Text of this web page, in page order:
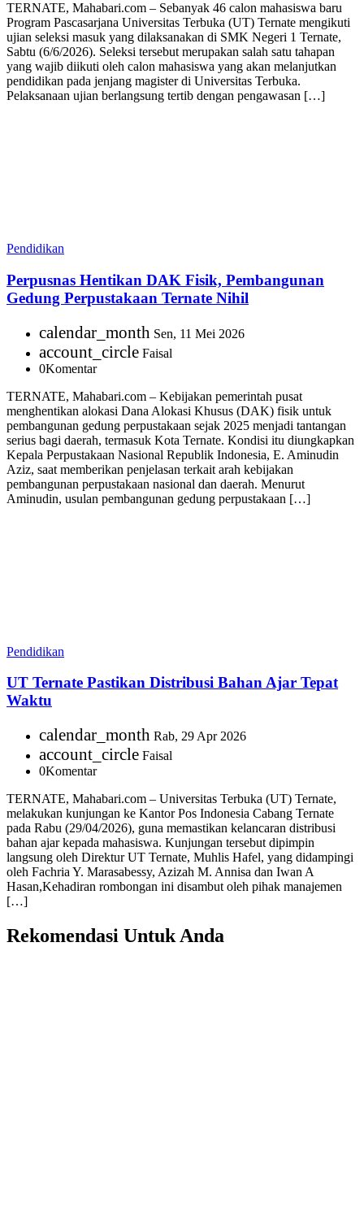
TERNATE, Mahabari.com – Sebanyak 46 calon mahasiswa baru
Program Pascasarjana Universitas Terbuka (UT) Ternate mengikuti
ujian seleksi masuk yang dilaksanakan di SMK Negeri 1 Ternate,
Sabtu (6/6/2026). Seleksi tersebut merupakan salah satu tahapan
yang wajib diikuti oleh calon mahasiswa yang akan melanjutkan
pendidikan pada jenjang magister di Universitas Terbuka.
Pelaksanaan ujian berlangsung tertib dengan pengawasan […]
Pendidikan
Perpusnas Hentikan DAK Fisik, Pembangunan
Gedung Perpustakaan Ternate Nihil
calendar_month Sen, 11 Mei 2026
account_circle Faisal
0Komentar
TERNATE, Mahabari.com – Kebijakan pemerintah pusat
menghentikan alokasi Dana Alokasi Khusus (DAK) fisik untuk
pembangunan gedung perpustakaan sejak 2025 menjadi tantangan
serius bagi daerah, termasuk Kota Ternate. Kondisi itu diungkapkan
Kepala Perpustakaan Nasional Republik Indonesia, E. Aminudin
Aziz, saat memberikan penjelasan terkait arah kebijakan
pembangunan perpustakaan nasional dan daerah. Menurut
Aminudin, usulan pembangunan gedung perpustakaan […]
Pendidikan
UT Ternate Pastikan Distribusi Bahan Ajar Tepat
Waktu
calendar_month Rab, 29 Apr 2026
account_circle Faisal
0Komentar
TERNATE, Mahabari.com – Universitas Terbuka (UT) Ternate,
melakukan kunjungan ke Kantor Pos Indonesia Cabang Ternate
pada Rabu (29/04/2026), guna memastikan kelancaran distribusi
bahan ajar kepada mahasiswa. Kunjungan tersebut dipimpin
langsung oleh Direktur UT Ternate, Muhlis Hafel, yang didampingi
oleh Fachria Y. Marasabessy, Azizah M. Annisa dan Iwan A
Hasan,Kehadiran rombongan ini disambut oleh pihak manajemen
[…]
Rekomendasi Untuk Anda